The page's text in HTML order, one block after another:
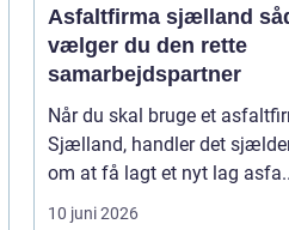
Asfaltfirma sjælland sådan
vælger du den rette
samarbejdspartner
Når du skal bruge et
Sjælland, handler det
om at få lagt et nyt lag
10 juni 2026